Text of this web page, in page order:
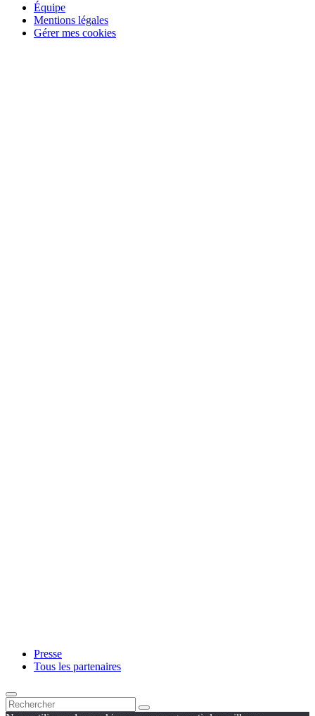
Équipe
Mentions légales
Gérer mes cookies
Presse
Tous les partenaires